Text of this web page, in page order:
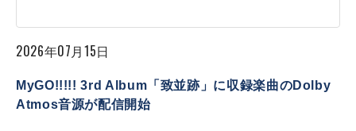
2026年07月15日
MyGO!!!!! 3rd Album「致並跡」に収録楽曲のDolby
Atmos音源が配信開始